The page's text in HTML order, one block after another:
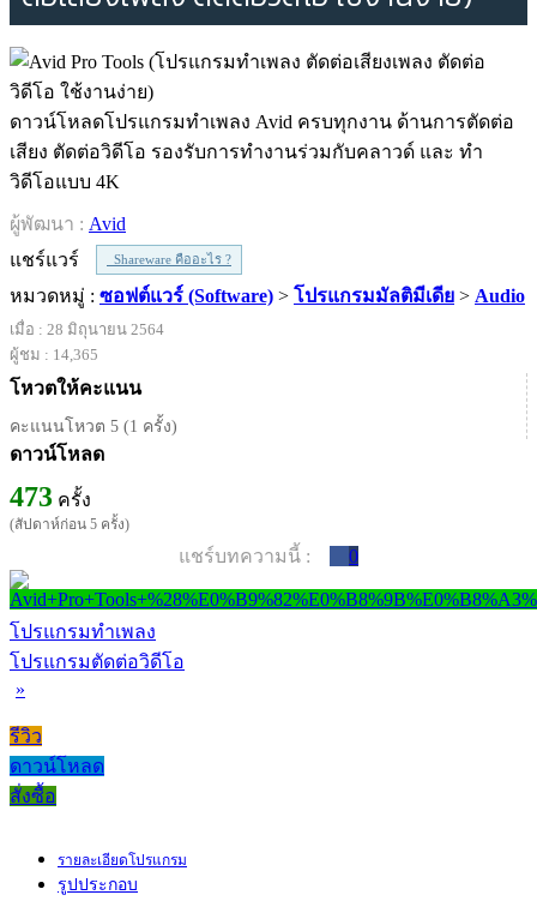
ดาวน์โหลดโปรแกรมทำเพลง Avid ครบทุกงาน ด้านการตัดต่อ
เสียง ตัดต่อวิดีโอ รองรับการทำงานร่วมกับคลาวด์ และ ทำ
วิดีโอแบบ 4K
ผู้พัฒนา : Avid
แชร์แวร์
Shareware คืออะไร ?
หมวดหมู่ : ซอฟต์แวร์ (Software) > โปรแกรมมัลติมีเดีย > Audio
เมื่อ : 28 มิถุนายน 2564
ผู้ชม : 14,365
โหวตให้คะแนน
คะแนนโหวต 5 (1 ครั้ง)
ดาวน์โหลด
473 ครั้ง
(สัปดาห์ก่อน 5 ครั้ง)
แชร์บทความนี้ : 0
โปรแกรมทำเพลง
โปรแกรมตัดต่อวิดีโอ
»
รีวิว
ดาวน์โหลด
สั่งซื้อ
รายละเอียดโปรแกรม
รูปประกอบ